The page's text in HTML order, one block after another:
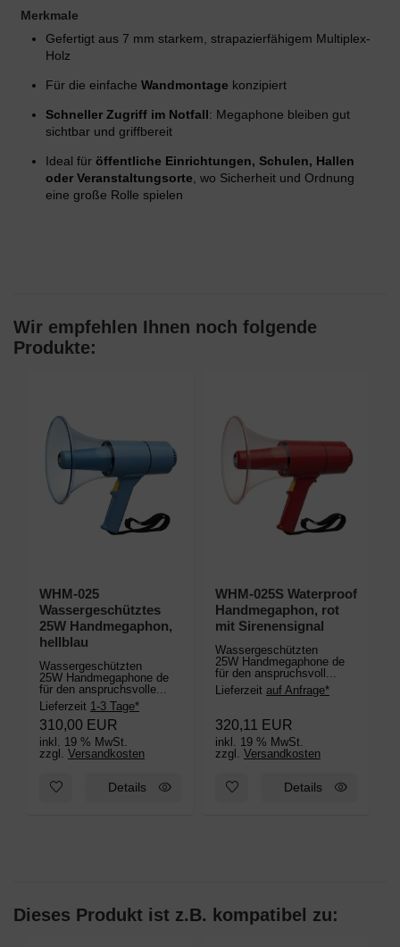
Merkmale
Gefertigt aus 7 mm starkem, strapazierfähigem Multiplex-
Holz
Für die einfache Wandmontage konzipiert
Schneller Zugriff im Notfall: Megaphone bleiben gut
sichtbar und griffbereit
Ideal für öffentliche Einrichtungen, Schulen, Hallen
oder Veranstaltungsorte , wo Sicherheit und Ordnung
eine große Rolle spielen
Wir empfehlen Ihnen noch folgende
Produkte:
WHM-025
Wassergeschütztes
25W Handmegaphon,
hellblau
Wassergeschützten
25W Handmegaphone de
für den anspruchsvolle...
Lieferzeit 1-3 Tage*
310,00 EUR
inkl. 19 % MwSt.
zzgl. Versandkosten
Zum Merkzettel hinzufügen: WHM-025 Wassergeschütztes
Details
WHM-025S Waterproof
Handmegaphon, rot
mit Sirenensignal
Wassergeschützten
25W Handmegaphone de
für den anspruchsvoll...
Lieferzeit auf Anfrage*
320,11 EUR
inkl. 19 % MwSt.
zzgl. Versandkosten
Zum Merkzettel hinzufügen:
Details
Dieses Produkt ist z.B. kompatibel zu: